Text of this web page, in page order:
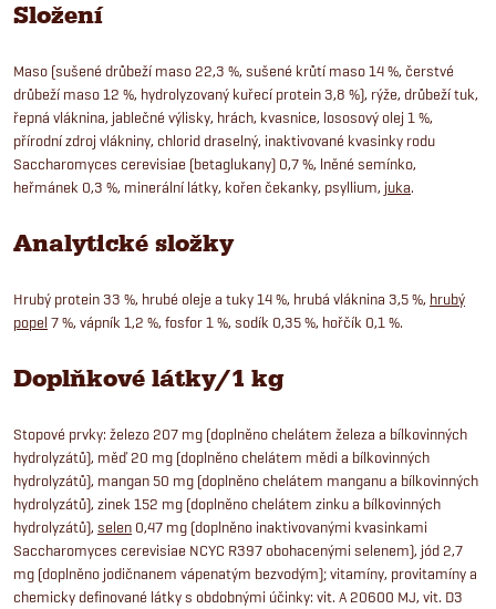
Složení
Maso (sušené drůbeží maso 22,3 %, sušené krůtí maso 14 %, čerstvé
drůbeží maso 12 %, hydrolyzovaný kuřecí protein 3,8 %), rýže, drůbeží tuk,
řepná vláknina, jablečné výlisky, hrách, kvasnice, lososový olej 1 %,
přírodní zdroj vlákniny, chlorid draselný, inaktivované kvasinky rodu
Saccharomyces cerevisiae (betaglukany) 0,7 %, lněné semínko,
heřmánek 0,3 %, minerální látky, kořen čekanky, psyllium, juka.
Analytické složky
Hrubý protein 33 %, hrubé oleje a tuky 14 %, hrubá vláknina 3,5 %, hrubý
popel 7 %, vápník 1,2 %, fosfor 1 %, sodík 0,35 %, hořčík 0,1 %.
Doplňkové látky/1 kg
Stopové prvky: železo 207 mg (doplněno chelátem železa a bílkovinných
hydrolyzátů), měď 20 mg (doplněno chelátem mědi a bílkovinných
hydrolyzátů), mangan 50 mg (doplněno chelátem manganu a bílkovinných
hydrolyzátů), zinek 152 mg (doplněno chelátem zinku a bílkovinných
hydrolyzátů), selen 0,47 mg (doplněno inaktivovanými kvasinkami
Saccharomyces cerevisiae NCYC R397 obohacenými selenem), jód 2,7
mg (doplněno jodičnanem vápenatým bezvodým); vitamíny, provitamíny a
chemicky definované látky s obdobnými účinky: vit. A 20600 MJ, vit. D3